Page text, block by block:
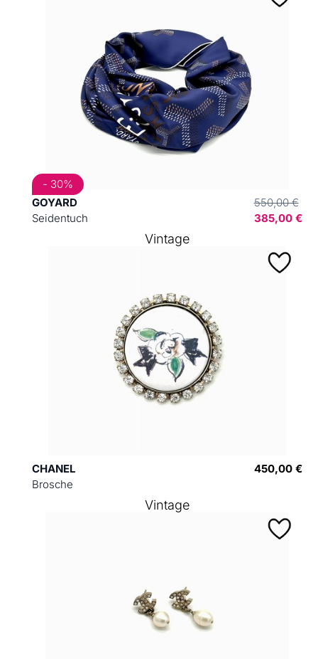
GOYARD
Seidentuch
550,00 €
385,00 €
- 30%
CHANEL
Brosche
450,00 €
Vintage
Vintage